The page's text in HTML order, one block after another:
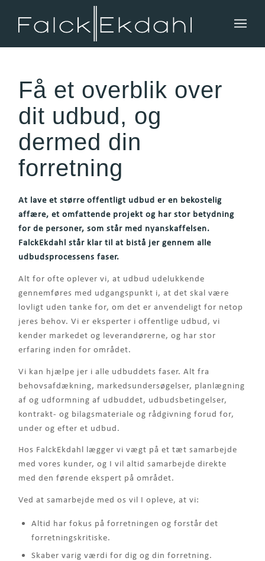
Få et overblik over
dit udbud, og
dermed din
forretning
At lave et større offentligt udbud er en bekostelig
affære, et omfattende projekt og har stor betydning
for de personer, som står med nyanskaffelsen.
FalckEkdahl står klar til at bistå jer gennem alle
udbudsprocessens faser.
Alt for ofte oplever vi, at udbud udelukkende
gennemføres med udgangspunkt i, at det skal være
lovligt uden tanke for, om det er anvendeligt for netop
jeres behov. Vi er eksperter i offentlige udbud, vi
kender markedet og leverandørerne, og har stor
erfaring inden for området.
Vi kan hjælpe jer i alle udbuddets faser. Alt fra
behovsafdækning, markedsundersøgelser, planlægning
af og udformning af udbuddet, udbudsbetingelser,
kontrakt- og bilagsmateriale og rådgivning forud for,
under og efter et udbud.
Hos FalckEkdahl lægger vi vægt på et tæt samarbejde
med vores kunder, og I vil altid samarbejde direkte
med den førende ekspert på området.
Ved at samarbejde med os vil I opleve, at vi:
Altid har fokus på forretningen og forstår det
forretningskritiske.
Skaber varig værdi for dig og din forretning.